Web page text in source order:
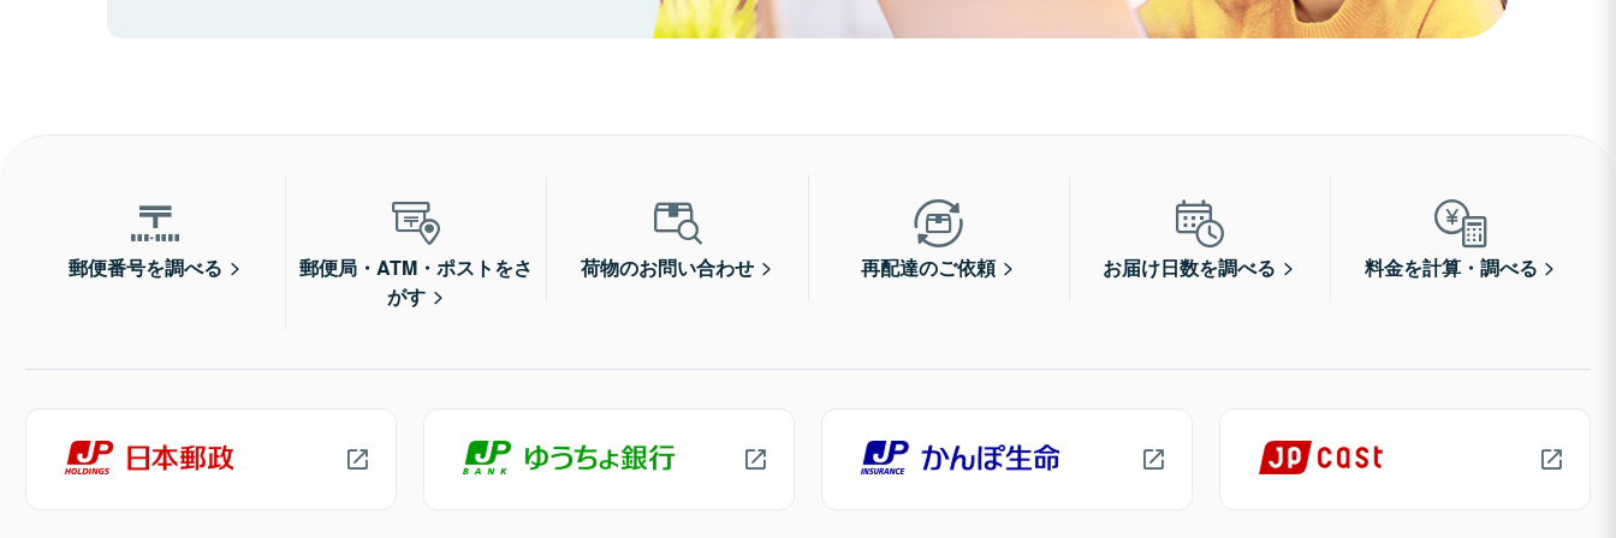
郵便番号を調べる
郵便局・ATM・ポストをさ
がす
荷物のお問い合わせ 再配達のご依頼 お届け日数を調べる 料金を計算・調べる